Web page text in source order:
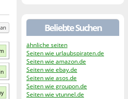
Beliebte Suchen
ähnliche seiten
Seiten wie urlaubspiraten.de
Seiten wie amazon.de
Seiten wie ebay.de
Seiten wie asos.de
Seiten wie groupon.de
Seiten wie vtunnel.de